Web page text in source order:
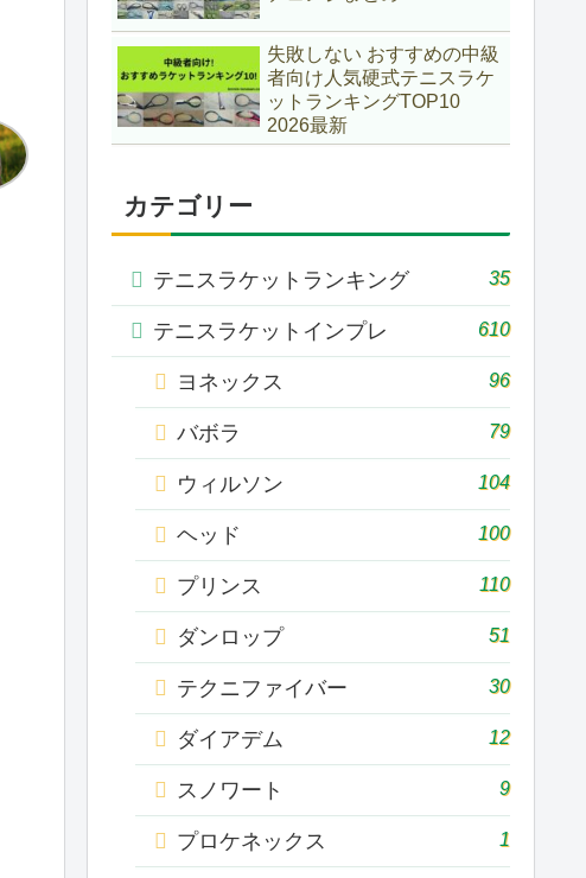
失敗しない おすすめの中級
者向け人気硬式テニスラケ
ットランキングTOP10
2026最新
カテゴリー
テニスラケットランキング 35
テニスラケットインプレ 610
ヨネックス 96
バボラ 79
ウィルソン 104
ヘッド 100
プリンス 110
ダンロップ 51
テクニファイバー 30
ダイアデム 12
スノワート 9
プロケネックス 1